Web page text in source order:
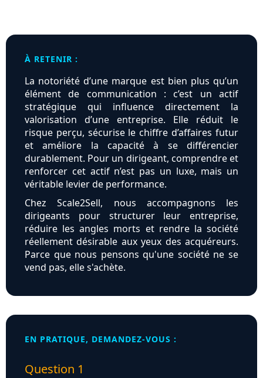
À RETENIR :
La notoriété d’une marque est bien plus qu’un
élément de communication : c’est un actif
stratégique qui influence directement la
valorisation d’une entreprise. Elle réduit le
risque perçu, sécurise le chiffre d’affaires futur
et améliore la capacité à se différencier
durablement. Pour un dirigeant, comprendre et
renforcer cet actif n’est pas un luxe, mais un
véritable levier de performance.
Chez Scale2Sell, nous accompagnons les
dirigeants pour structurer leur entreprise,
réduire les angles morts et rendre la société
réellement désirable aux yeux des acquéreurs.
Parce que nous pensons qu'une société ne se
vend pas, elle s'achète.
EN PRATIQUE, DEMANDEZ-VOUS :
Question 1